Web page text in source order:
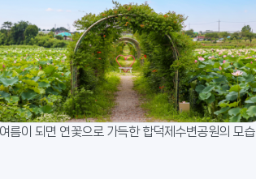
여름이 되면 연꽃으로 가득한 합덕제수변공원의 모습